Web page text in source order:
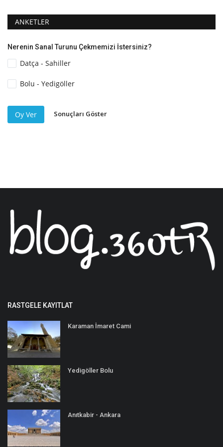
ANKETLER
Nerenin Sanal Turunu Çekmemizi İstersiniz?
Datça - Sahiller
Bolu - Yedigöller
Oy Ver Sonuçları Göster
RASTGELE KAYITLAT
Karaman İmaret Cami
Yedigöller Bolu
Anıtkabir - Ankara